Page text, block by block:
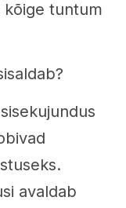
kõige tuntum
avaldab